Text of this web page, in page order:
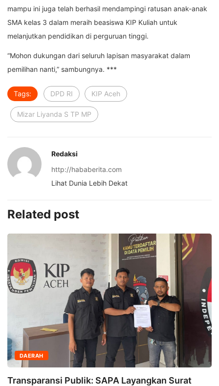
mampu ini juga telah berhasil mendampingi ratusan anak-anak
SMA kelas 3 dalam meraih beasiswa KIP Kuliah untuk
melanjutkan pendidikan di perguruan tinggi.
“Mohon dukungan dari seluruh lapisan masyarakat dalam
pemilihan nanti,” sambungnya. ***
Tags: DPD RI KIP Aceh
Mizar Liyanda S TP MP
Redaksi
http://hababerita.com
Lihat Dunia Lebih Dekat
Related post
DAERAH
Transparansi Publik: SAPA Layangkan Surat